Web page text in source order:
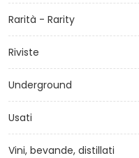
Rarità - Rarity
Riviste
Underground
Usati
Vini, bevande, distillati